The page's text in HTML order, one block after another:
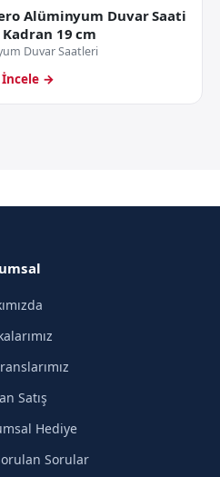
Alüminyum Duvar Saati
19 cm
Duvar Saatleri
→
Satış
Hediye
Sorular